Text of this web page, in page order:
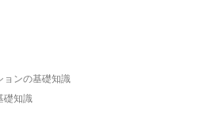
ョンの基礎知識
礎知識